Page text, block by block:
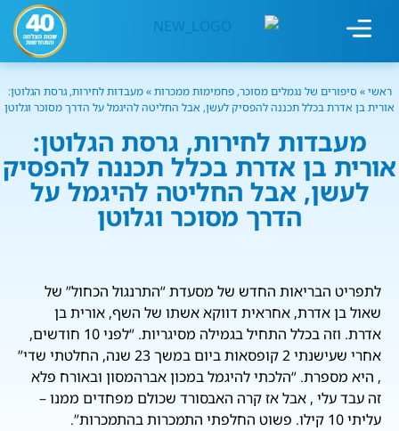
ראשי» סיפורים של נגמלים מסוכר, פחמימות ממכרות»מעבדות לחירות, גרסת הגלוטן:
אורית בן אדרת בכלל תכננה להפסיק לעשן, אבל החליטה להיגמל על הדרך מסוכר וגלוטן
מעבדות לחירות, גרסת הגלוטן:
אורית בן אדרת בכלל תכננה להפסיק
לעשן, אבל החליטה להיגמל על
הדרך מסוכר וגלוטן
לתפריט הבריאות החדש של מסעדת “התרנגול הכחול” של
שאול בן אדרת, אחראית דווקא אשתו של השף, אורית בן
אדרת. וזה בכלל התחיל בגמילה מסיגריות. “לפני 10 חודשים,
אחרי שעישנתי 2 קופסאות ביום במשך 23 שנה, החלטתי שדי”
, היא מספרת. “הלכתי להיגמל במכון אברהמסון ובאורח פלא
זה עבד עלי , אבל אז קרה האבסורד שכולם מפחדים ממנו –
עליתי 10 קילו. פשוט החלפתי התמכרות בהתמכרות”.